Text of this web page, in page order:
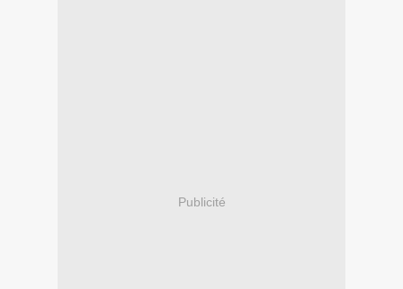
Publicité